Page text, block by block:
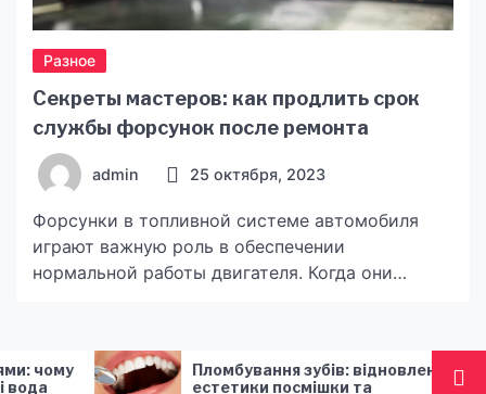
Разное
Секреты мастеров: как продлить срок
службы форсунок после ремонта
admin 25 октября, 2023
Форсунки в топливной системе автомобиля
играют важную роль в обеспечении
нормальной работы двигателя. Когда они
минимален. Однако со временем форсунки
могут подвергаться износу и загрязнению, что
зубів: відновлення
посмішки та
Андрей
Cosmobet: